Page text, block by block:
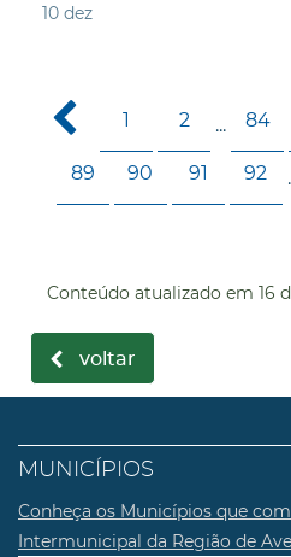
10 dez
1 2 ... 84
89 90 91 92
Conteúdo atualizado em 16
voltar
MUNICÍPIOS
Conheça os Municípios que
Intermunicipal da Região de